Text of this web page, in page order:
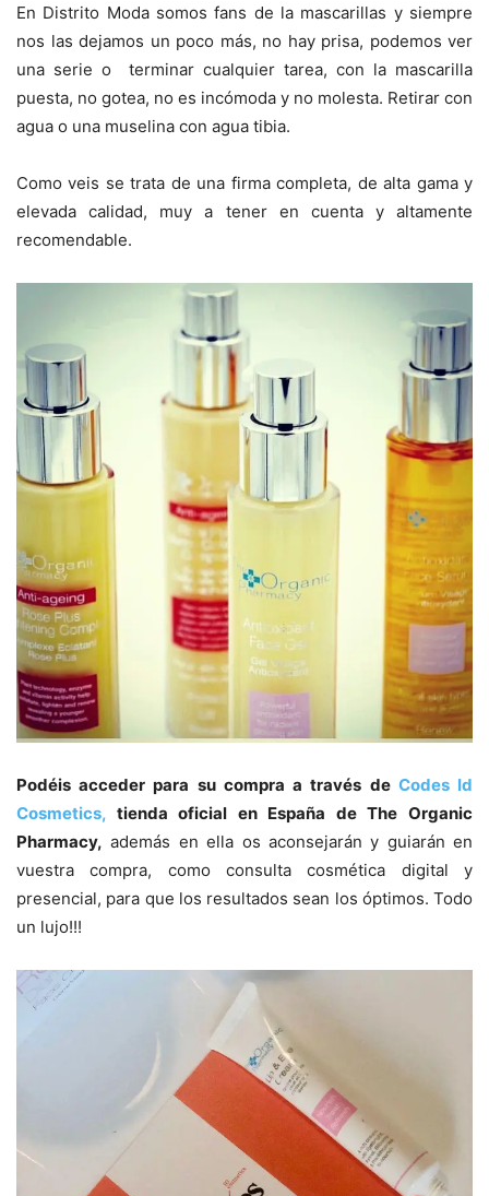
En Distrito Moda somos fans de la mascarillas y siempre
nos las dejamos un poco más, no hay prisa, podemos ver
una serie o terminar cualquier tarea, con la mascarilla
puesta, no gotea, no es incómoda y no molesta. Retirar con
agua o una muselina con agua tibia.
Como veis se trata de una firma completa, de alta gama y
elevada calidad, muy a tener en cuenta y altamente
recomendable.
Podéis acceder para su compra a través de Codes Id
Cosmetics, tienda oficial en España de The Organic
Pharmacy, además en ella os aconsejarán y guiarán en
vuestra compra, como consulta cosmética digital y
presencial, para que los resultados sean los óptimos. Todo
un lujo!!!